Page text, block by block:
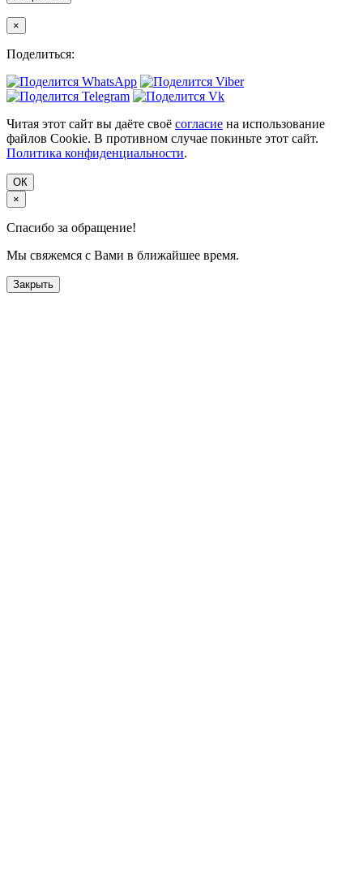
×
Поделиться:
Читая этот сайт вы даёте своё согласие на использование
файлов Cookie. В противном случае покиньте этот сайт.
Политика конфиденциальности.
ОК
×
Спасибо за обращение!
Мы свяжемся с Вами в ближайшее время.
Закрыть